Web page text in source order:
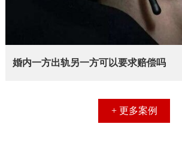
婚内一方出轨另一方可以要求赔偿吗
+ 更多案例